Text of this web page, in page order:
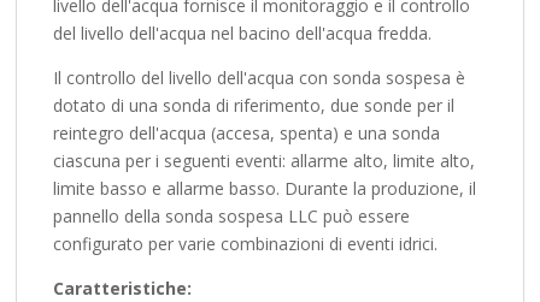
livello dell'acqua fornisce il monitoraggio e il controllo
del livello dell'acqua nel bacino dell'acqua fredda.
Il controllo del livello dell'acqua con sonda sospesa è
dotato di una sonda di riferimento, due sonde per il
reintegro dell'acqua (accesa, spenta) e una sonda
ciascuna per i seguenti eventi: allarme alto, limite alto,
limite basso e allarme basso. Durante la produzione, il
pannello della sonda sospesa LLC può essere
configurato per varie combinazioni di eventi idrici.
Caratteristiche: